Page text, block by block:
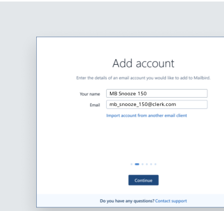
MB Snooze 150
mb_snooze_150@clerk.com